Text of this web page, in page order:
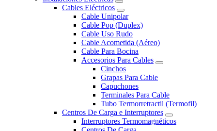
Cables Eléctricos
Cable Unipolar
Cable Pop (Duplex)
Cable Uso Rudo
Cable Acometida (Aéreo)
Cable Para Bocina
Accesorios Para Cables
Cinchos
Grapas Para Cable
Capuchones
Terminales Para Cable
Tubo Termorretractil (Termofil)
Centros De Carga e Interruptores
Interruptores Termomagnéticos